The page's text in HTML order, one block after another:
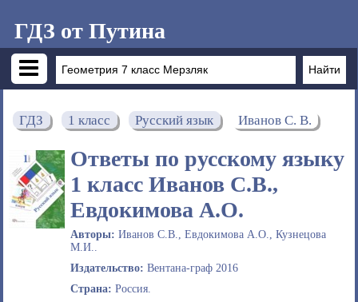
ГДЗ от Путина
ГДЗ 1 класс Русский язык Иванов С. В.
Ответы по русскому языку
1 класс Иванов С.В.,
Евдокимова А.О.
Авторы: Иванов С.В., Евдокимова А.О., Кузнецова
М.И..
Издательство: Вентана-граф 2016
Страна: Россия.